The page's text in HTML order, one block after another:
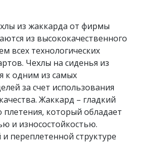
из жаккарда от фирмы
из высококачественного
всех технологических
Чехлы на сиденья из
к одним из самых
за счет использования
Жаккард – гладкий
плетения, который обладает
и износостойкостью.
переплетенной структуре